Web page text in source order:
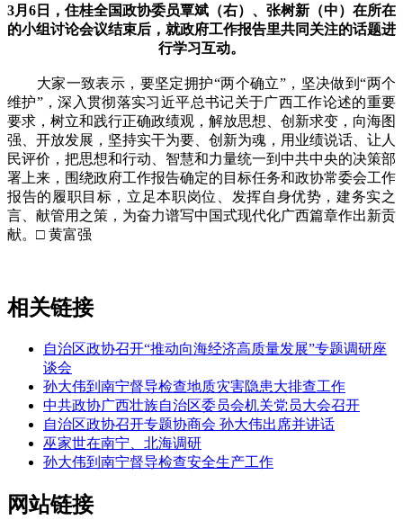
3月6日，住桂全国政协委员覃斌（右）、张树新（中）在所在
的小组讨论会议结束后，就政府工作报告里共同关注的话题进
行学习互动。
大家一致表示，要坚定拥护“两个确立”，坚决做到“两个
维护”，深入贯彻落实习近平总书记关于广西工作论述的重要
要求，树立和践行正确政绩观，解放思想、创新求变，向海图
强、开放发展，坚持实干为要、创新为魂，用业绩说话、让人
民评价，把思想和行动、智慧和力量统一到中共中央的决策部
署上来，围绕政府工作报告确定的目标任务和政协常委会工作
报告的履职目标，立足本职岗位、发挥自身优势，建务实之
言、献管用之策，为奋力谱写中国式现代化广西篇章作出新贡
献。□ 黄富强
相关链接
自治区政协召开“推动向海经济高质量发展”专题调研座
谈会
孙大伟到南宁督导检查地质灾害隐患大排查工作
中共政协广西壮族自治区委员会机关党员大会召开
自治区政协召开专题协商会 孙大伟出席并讲话
巫家世在南宁、北海调研
孙大伟到南宁督导检查安全生产工作
网站链接